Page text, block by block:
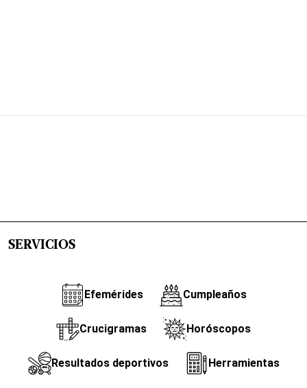
SERVICIOS
Efemérides Cumpleaños
Crucigramas Horóscopos
Resultados deportivos Herramientas